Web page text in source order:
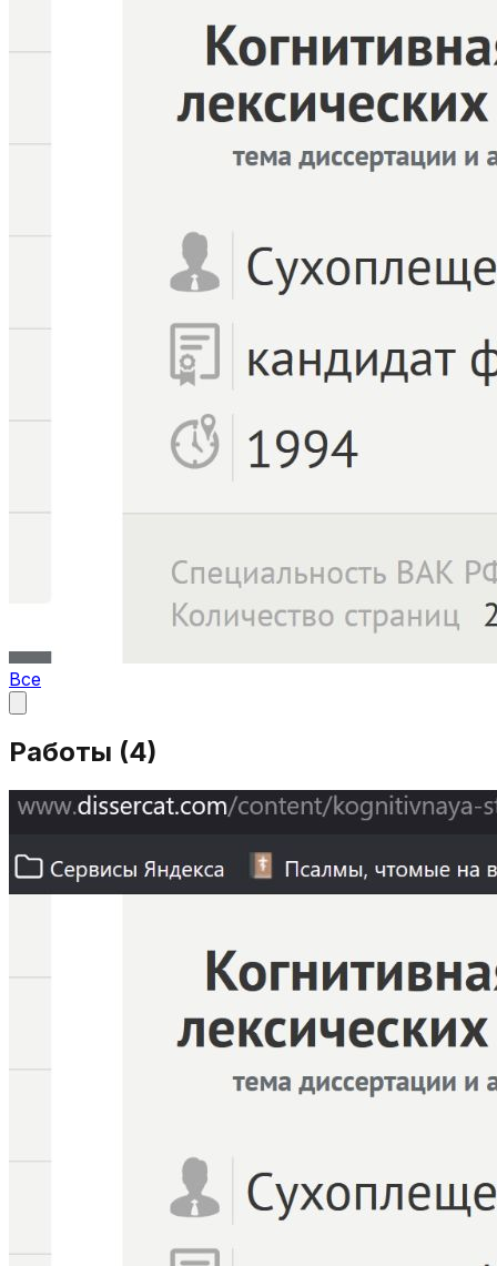
"Национальный расчетный
депозитарий"/"Национальный депозитарный
в ЗАО "Депозитарно-клиринговая компания", Fitch
Ratings, DLA Piper Rus Ltd. (Московское
представительство), ООО "Дэнуо".
Профессиональное хобби - лексикография. Вношу
хранению и клирингу (издан ЗАО "ДКК" при участии
Все
Работы (4)